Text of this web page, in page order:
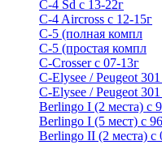
C-4 Sd c 13-22г
C-4 Airсross с 12-15г
С-5 (полная компл
С-5 (простая компл
C-Crosser с 07-13г
C-Elysee / Peugeot
C-Elysee / Peugeot
Berlingo I (2 места) с
Berlingo I (5 мест) с
Berlingo II (2 места) с